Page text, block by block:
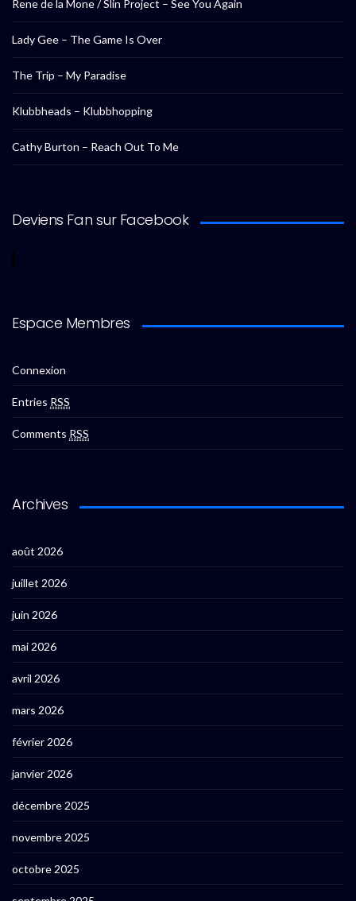
Rene de la Mone / Slin Project – See You Again
Lady Gee – The Game Is Over
The Trip – My Paradise
Klubbheads – Klubbhopping
Cathy Burton – Reach Out To Me
Deviens Fan sur Facebook
Espace Membres
Connexion
Entries RSS
Comments RSS
Archives
août 2026
juillet 2026
juin 2026
mai 2026
avril 2026
mars 2026
février 2026
janvier 2026
décembre 2025
novembre 2025
octobre 2025